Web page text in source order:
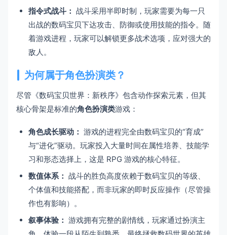
指令式战斗： 战斗采用半即时制，玩家需要为每一只
出战的数码宝贝下达攻击、防御或使用技能的指令。随
着游戏进程，玩家可以解锁更多战术选项，应对强大的
敌人。
为何属于角色扮演类？
尽管《数码宝贝世界：新秩序》包含动作探索元素，但其
核心骨架是标准的角色扮演类游戏：
角色成长驱动： 游戏的进程完全由数码宝贝的“育成”
与“进化”驱动。玩家投入大量时间在属性培养、技能学
习和形态选择上，这是 RPG 游戏的核心特征。
数值体系： 战斗的胜负高度依赖于数码宝贝的等级、
个体值和技能搭配，而非玩家的即时反应操作（尽管操
作也有影响）。
叙事体验： 游戏拥有完整的剧情线，玩家通过扮演主